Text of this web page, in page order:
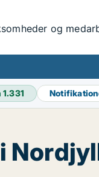
og
1.331